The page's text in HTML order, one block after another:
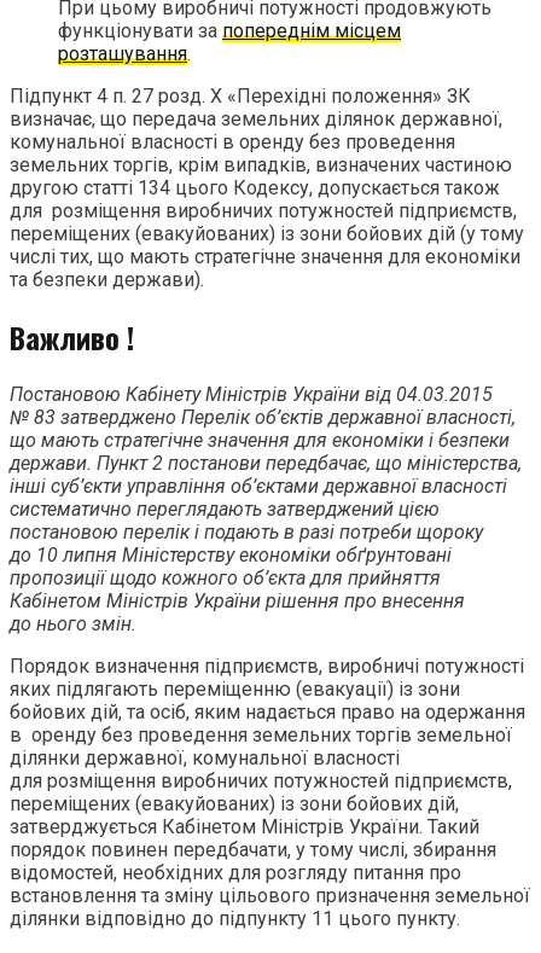
При цьому виробничі потужності продовжують
функціонувати за попереднім місцем
розташування.
Підпункт 4 п. 27 розд. Х «Перехідні положення» ЗК
визначає, що передача земельних ділянок державної,
комунальної власності в оренду без проведення
земельних торгів, крім випадків, визначених частиною
другою статті 134 цього Кодексу, допускається також
для розміщення виробничих потужностей підприємств,
переміщених (евакуйованих) із зони бойових дій (у тому
числі тих, що мають стратегічне значення для економіки
та безпеки держави).
Важливо !
Постановою Кабінету Міністрів України від 04.03.2015
№ 83 затверджено Перелік об’єктів державної власності,
що мають стратегічне значення для економіки і безпеки
держави. Пункт 2 постанови передбачає, що міністерства,
інші суб’єкти управління об’єктами державної власності
систематично переглядають затверджений цією
постановою перелік і подають в разі потреби щороку
до 10 липня Міністерству економіки обґрунтовані
пропозиції щодо кожного об’єкта для прийняття
Кабінетом Міністрів України рішення про внесення
до нього змін.
Порядок визначення підприємств, виробничі потужності
яких підлягають переміщенню (евакуації) із зони
бойових дій, та осіб, яким надається право на одержання
в оренду без проведення земельних торгів земельної
ділянки державної, комунальної власності
для розміщення виробничих потужностей підприємств,
переміщених (евакуйованих) із зони бойових дій,
затверджується Кабінетом Міністрів України. Такий
порядок повинен передбачати, у тому числі, збирання
відомостей, необхідних для розгляду питання про
встановлення та зміну цільового призначення земельної
ділянки відповідно до підпункту 11 цього пункту.